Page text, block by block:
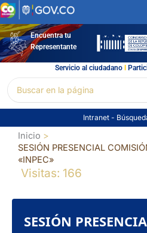
Ir
al
contenidoEncuentra tu
Representante
Servicio al ciudadano l
por:
Intranet -
Inicio
SESIÓN PRESENCIAL
«INPEC»
Visitas: 166
SESIÓN